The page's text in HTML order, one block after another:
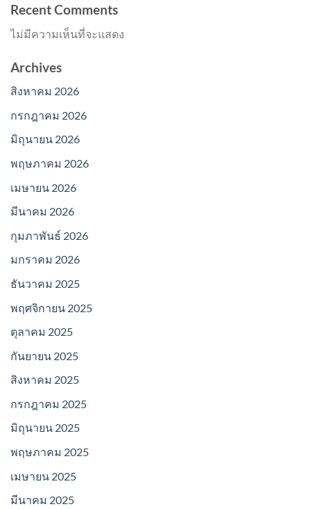
Recent Comments
ไม่มีความเห็นที่จะแสดง
Archives
สิงหาคม 2026
กรกฎาคม 2026
มิถุนายน 2026
พฤษภาคม 2026
เมษายน 2026
มีนาคม 2026
กุมภาพันธ์ 2026
มกราคม 2026
ธันวาคม 2025
พฤศจิกายน 2025
ตุลาคม 2025
กันยายน 2025
สิงหาคม 2025
กรกฎาคม 2025
มิถุนายน 2025
พฤษภาคม 2025
เมษายน 2025
มีนาคม 2025